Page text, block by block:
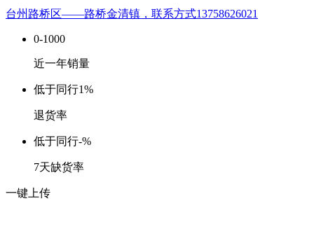
台州路桥区——路桥金清镇，联系方式13758626021
0-1000
近一年销量
低于同行1%
退货率
低于同行-%
7天缺货率
一键上传